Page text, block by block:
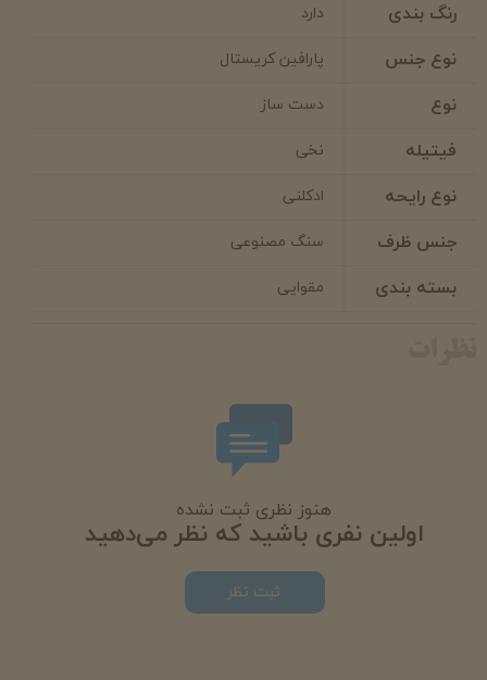
رنگ بندی دارد
نوع جنس پارافین کریستال
نوع دست ساز
فیتیله نخی
نوع رایحه ادکلنی
جنس ظرف سنگ مصنوعی
بسته بندی مقوایی
هنوز نظری ثبت نشده
اولین نفری باشید که نظر می‌دهید
ثبت نظر